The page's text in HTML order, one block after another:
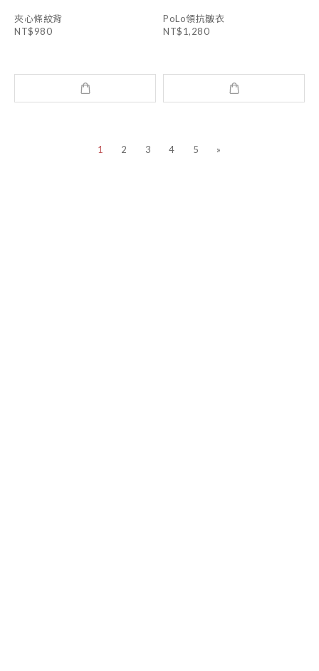
夾心條紋背
NT$980
PoLo領抗皺衣
NT$1,280
1 2 3 4 5 »